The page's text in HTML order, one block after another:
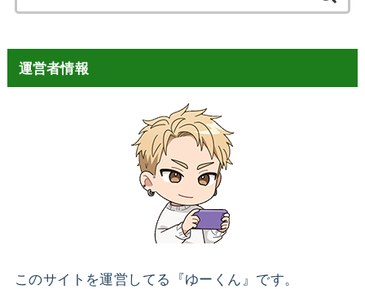
索:
運営者情報
このサイトを運営してる『ゆーくん』です。